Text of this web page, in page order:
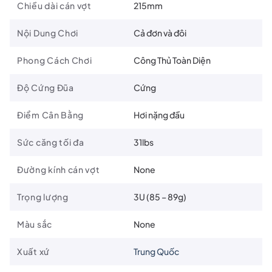
Công nghệ nổi bật trên vợt cầu lông Lining Halbertec 8000
HDF Shock Absorption System: Công nghệ hấp thụ sốc tiên
độ và linh hoạt trong quá trình tấn công.
Chiều dài cán vợt 215mm
Nội Dung Chơi Cả đơn và đôi
Phong Cách Chơi Công Thủ Toàn Diện
Độ Cứng Đũa Cứng
Điểm Cân Bằng Hơi nặng đầu
Sức căng tối đa 31lbs
Đường kính cán vợt None
Trọng lượng 3U (85 – 89g)
Màu sắc None
Xuất xứ Trung Quốc